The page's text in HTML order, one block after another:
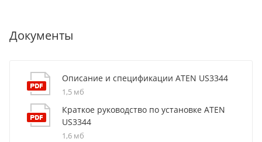
Документы
Описание и спецификации ATEN US3344
1,5 мб
Краткое руководство по установке ATEN
US3344
1,6 мб